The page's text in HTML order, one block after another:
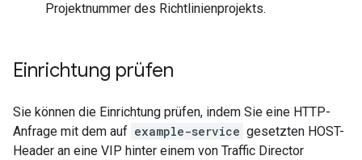
Projektnummer des Richtlinienprojekts.
Einrichtung prüfen
Sie können die Einrichtung prüfen, indem Sie eine HTTP-
Anfrage mit dem auf example-service gesetzten HOST-
Header an eine VIP hinter einem von Traffic Director